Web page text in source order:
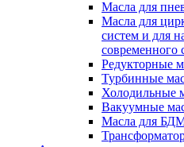
Масла для
Масла для
систем и для
современного
Редукторные
Турбинные
Холодильные
Вакуумные
Масла для